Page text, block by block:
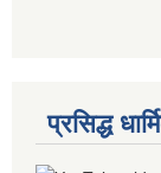
प्रसिद्ध